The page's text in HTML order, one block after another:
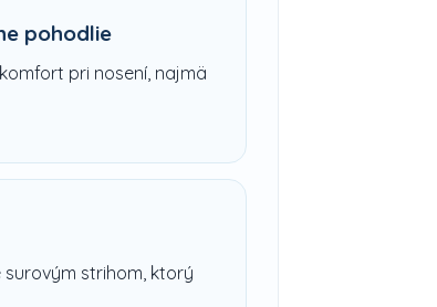
pohodlie
pri nosení, najmä
strihom, ktorý